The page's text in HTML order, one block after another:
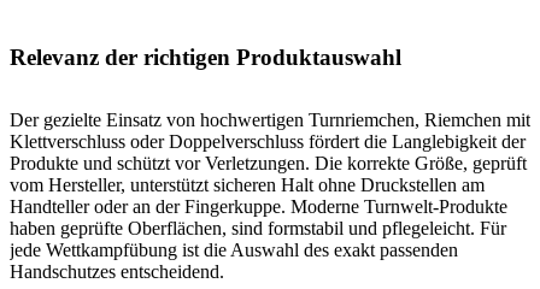
Relevanz der richtigen Produktauswahl
Der gezielte Einsatz von hochwertigen Turnriemchen, Riemchen mit
Klettverschluss oder Doppelverschluss fördert die Langlebigkeit der
Produkte und schützt vor Verletzungen. Die korrekte Größe, geprüft
vom Hersteller, unterstützt sicheren Halt ohne Druckstellen am
Handteller oder an der Fingerkuppe. Moderne Turnwelt-Produkte
haben geprüfte Oberflächen, sind formstabil und pflegeleicht. Für
jede Wettkampfübung ist die Auswahl des exakt passenden
Handschutzes entscheidend.